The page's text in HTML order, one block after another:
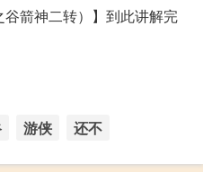
箭神二转）】到此讲解完
游侠 还不